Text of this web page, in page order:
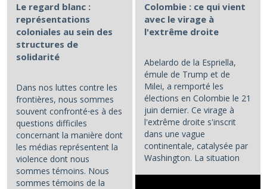
Le regard blanc :
représentations
coloniales au sein des
structures de
solidarité
Dans nos luttes contre les
frontières, nous sommes
souvent confronté⋅es à des
questions difficiles
concernant la manière dont
les médias représentent la
violence dont nous
sommes témoins. Nous
sommes témoins de la
Colombie : ce qui vient
avec le virage à
l'extrême droite
Abelardo de la Espriella,
émule de Trump et de
Milei, a remporté les
élections en Colombie le 21
juin dernier. Ce virage à
l'extrême droite s'inscrit
dans une vague
continentale, catalysée par
Washington. La situation